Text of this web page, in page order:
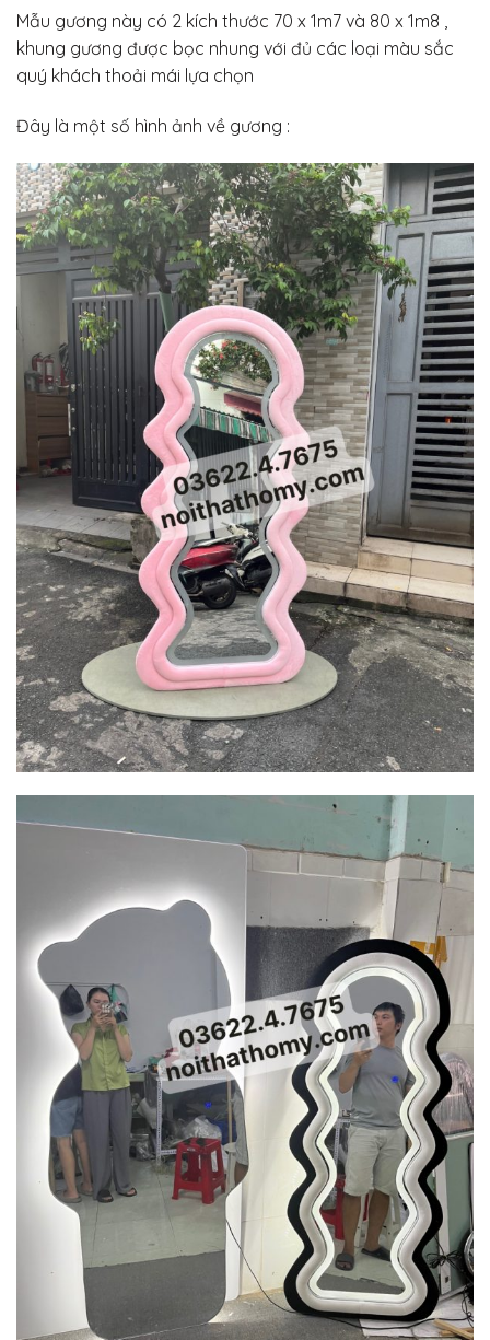
Mẫu gương này có 2 kích thước 70 x 1m7 và 80 x 1m8 ,
khung gương được bọc nhung với đủ các loại màu sắc
quý khách thoải mái lựa chọn
Đây là một số hình ảnh về gương :